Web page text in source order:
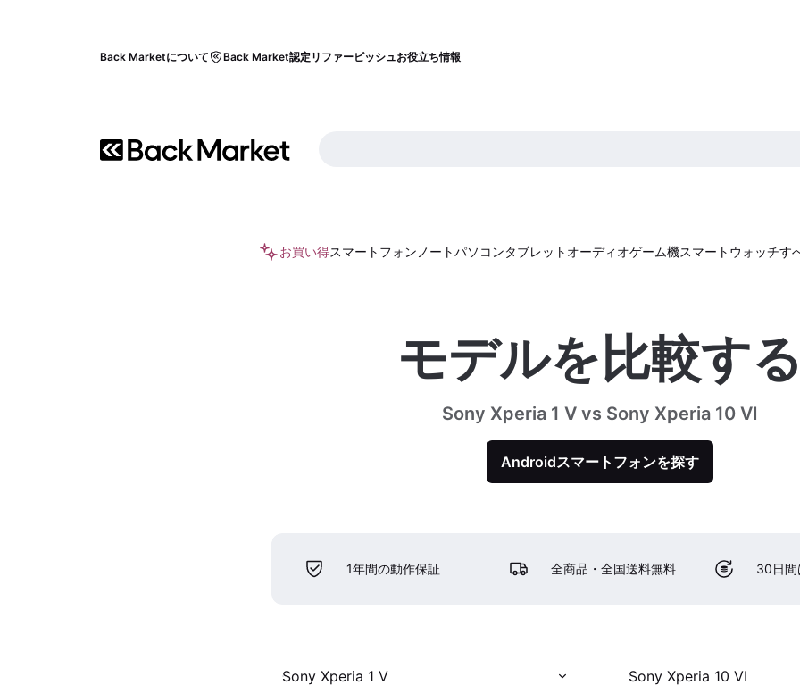
Back Marketについて Back Market認定リファービッシュお役立ち情報
お買い得スマートフォン ノートパソコンタブレット オーディオゲーム機スマートウォッチす
モデルを比較する
Sony Xperia 1 V vs Sony Xperia 10 VI
Androidスマートフォンを探す
1年間の動作保証 全商品・全国送料無料 30日間
Sony Xperia 1 V Sony Xperia 10 VI